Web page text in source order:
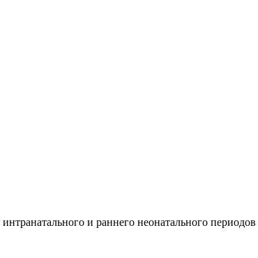
и раннего неонатального